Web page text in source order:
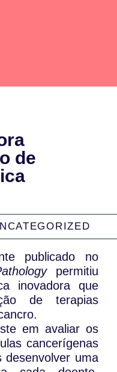
de
publicado no
permitiu
inovadora que
de terapias
em avaliar os
cancerígenas
desenvolver uma